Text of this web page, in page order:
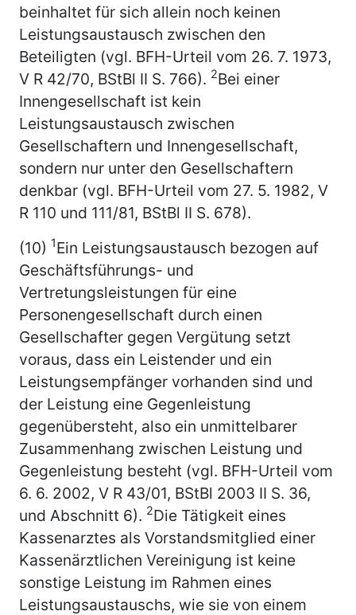
beinhaltet für sich allein noch keinen
Leistungsaustausch zwischen den
Beteiligten (vgl. BFH-Urteil vom 26. 7. 1973,
V R 42/70, BStBl II S. 766). 2Bei einer
Innengesellschaft ist kein
Leistungsaustausch zwischen
Gesellschaftern und Innengesellschaft,
sondern nur unter den Gesellschaftern
denkbar (vgl. BFH-Urteil vom 27. 5. 1982, V
R 110 und 111/81, BStBl II S. 678).
(10) 1Ein Leistungsaustausch bezogen auf
Geschäftsführungs- und
Vertretungsleistungen für eine
Personengesellschaft durch einen
Gesellschafter gegen Vergütung setzt
voraus, dass ein Leistender und ein
Leistungsempfänger vorhanden sind und
der Leistung eine Gegenleistung
gegenübersteht, also ein unmittelbarer
Zusammenhang zwischen Leistung und
Gegenleistung besteht (vgl. BFH-Urteil vom
6. 6. 2002, V R 43/01, BStBl 2003 II S. 36,
und Abschnitt 6). 2Die Tätigkeit eines
Kassenarztes als Vorstandsmitglied einer
Kassenärztlichen Vereinigung ist keine
sonstige Leistung im Rahmen eines
Leistungsaustauschs, wie sie von einem